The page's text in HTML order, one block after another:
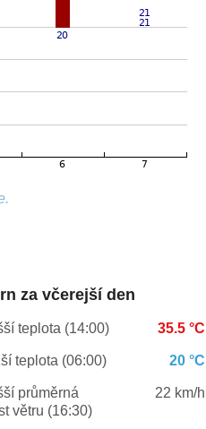
za včerejší den
teplota (14:00) 35.5 °C
teplota (06:00) 20 °C
průměrná
větru (16:30)
22 km/h